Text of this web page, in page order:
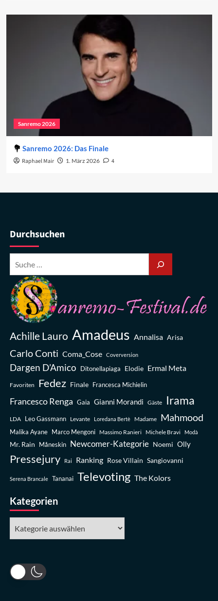
Sanremo 2026
Sanremo 2026: Das Finale
Raphael Mair 1. März 2026 4
Durchsuchen
Achille Lauro Amadeus Annalisa Arisa
Carlo Conti Coma_Cose Coverversion
Dargen D’Amico Ditonellapiaga Elodie Ermal Meta
Favoriten Fedez Finale Francesca Michielin
Francesco Renga Gaia Gianni Morandi Gäste Irama
LDA Leo Gassmann Levante Loredana Bertè Madame Mahmood
Malika Ayane Marco Mengoni Massimo Ranieri Michele Bravi Modà
Mr. Rain Måneskin Newcomer-Kategorie Noemi Olly
Pressejury Rai Ranking Rose Villain Sangiovanni
Serena Brancale Tananai Televoting The Kolors
Kategorien